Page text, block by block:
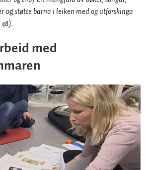
ogstøtte barna i leiken med og utforskinga
med